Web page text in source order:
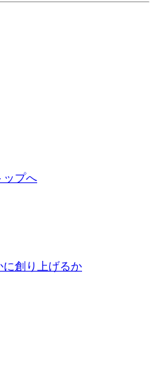
ップへ
に創り上げるか